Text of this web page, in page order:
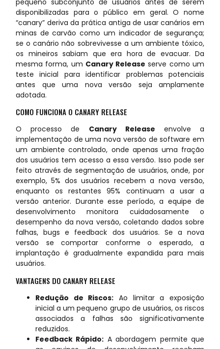
pequeno subconjunto de usuários antes de serem
disponibilizadas para o público em geral. O nome
“canary” deriva da prática antiga de usar canários em
minas de carvão como um indicador de segurança;
se o canário não sobrevivesse a um ambiente tóxico,
os mineiros sabiam que era hora de evacuar. Da
mesma forma, um Canary Release serve como um
teste inicial para identificar problemas potenciais
antes que uma nova versão seja amplamente
adotada.
COMO FUNCIONA O CANARY RELEASE
O processo de Canary Release envolve a
implementação de uma nova versão de software em
um ambiente controlado, onde apenas uma fração
dos usuários tem acesso a essa versão. Isso pode ser
feito através de segmentação de usuários, onde, por
exemplo, 5% dos usuários recebem a nova versão,
enquanto os restantes 95% continuam a usar a
versão anterior. Durante esse período, a equipe de
desenvolvimento monitora cuidadosamente o
desempenho da nova versão, coletando dados sobre
falhas, bugs e feedback dos usuários. Se a nova
versão se comportar conforme o esperado, a
implantação é gradualmente expandida para mais
usuários.
VANTAGENS DO CANARY RELEASE
Redução de Riscos: Ao limitar a exposição
inicial a um pequeno grupo de usuários, os riscos
associados a falhas são significativamente
reduzidos.
Feedback Rápido: A abordagem permite que